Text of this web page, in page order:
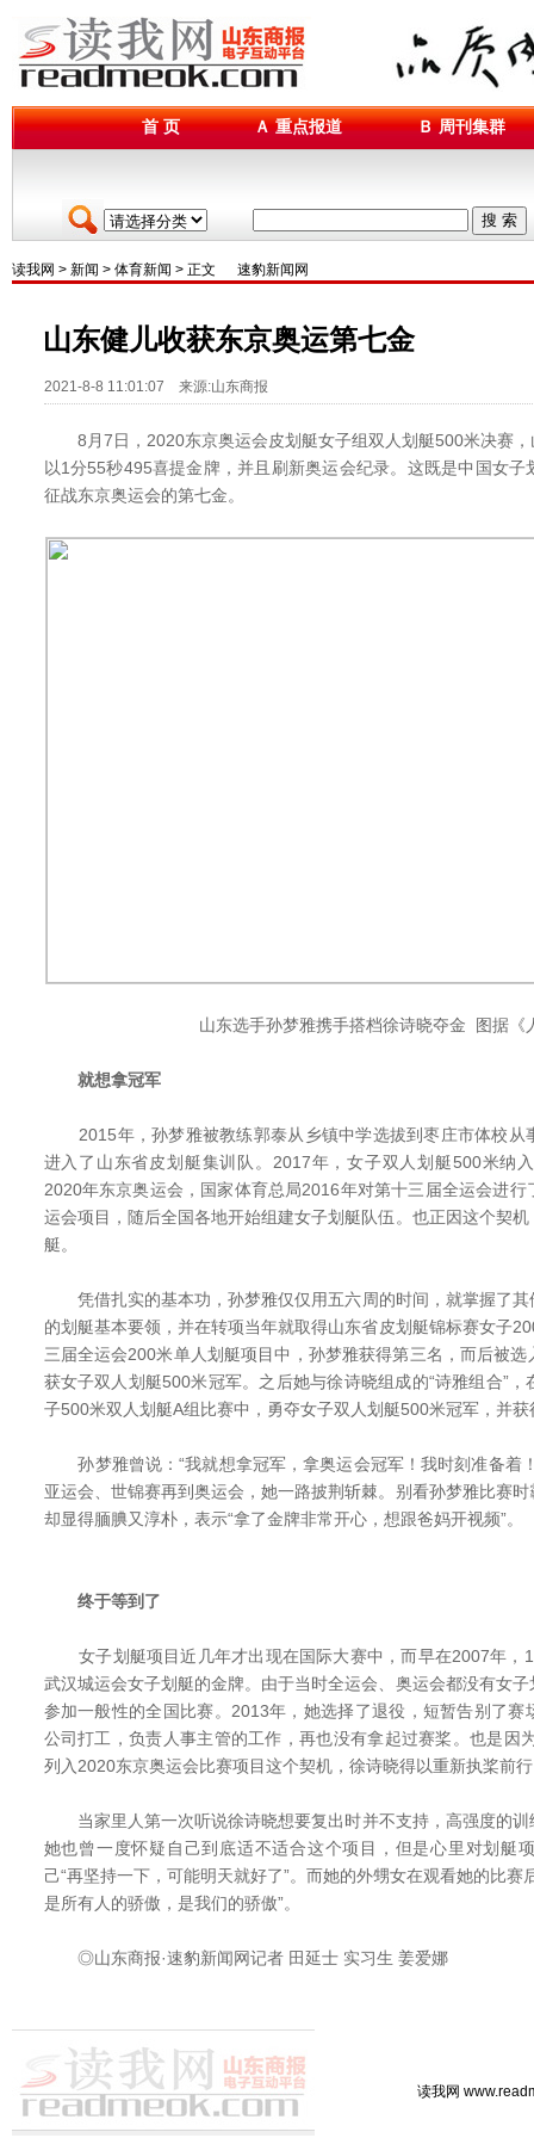
首 页 Ａ 重点报道 Ｂ 周刊集群
搜 索
读我网 > 新闻 > 体育新闻 > 正文 速豹新闻网
山东健儿收获东京奥运第七金
2021-8-8 11:01:07 来源:山东商报
8月7日，2020东京奥运会皮划艇女子组双人划艇500米决赛，
以1分55秒495喜提金牌，并且刷新奥运会纪录。这既是中国女
征战东京奥运会的第七金。
山东选手孙梦雅携手搭档徐诗晓夺金 图据《
就想拿冠军
2015年，孙梦雅被教练郭泰从乡镇中学选拔到枣庄市体校从
进入了山东省皮划艇集训队。2017年，女子双人划艇500米纳
2020年东京奥运会，国家体育总局2016年对第十三届全运会进
运会项目，随后全国各地开始组建女子划艇队伍。也正因这个契
艇。
凭借扎实的基本功，孙梦雅仅仅用五六周的时间，就掌握了其
的划艇基本要领，并在转项当年就取得山东省皮划艇锦标赛女子
三届全运会200米单人划艇项目中，孙梦雅获得第三名，而后被
获女子双人划艇500米冠军。之后她与徐诗晓组成的“诗雅组合”
子500米双人划艇A组比赛中，勇夺女子双人划艇500米冠军，并
孙梦雅曾说：“我就想拿冠军，拿奥运会冠军！我时刻准备着
亚运会、世锦赛再到奥运会，她一路披荆斩棘。别看孙梦雅比赛
却显得腼腆又淳朴，表示“拿了金牌非常开心，想跟爸妈开视频”。
终于等到了
女子划艇项目近几年才出现在国际大赛中，而早在2007年，
武汉城运会女子划艇的金牌。由于当时全运会、奥运会都没有女
参加一般性的全国比赛。2013年，她选择了退役，短暂告别了赛
公司打工，负责人事主管的工作，再也没有拿起过赛桨。也是因
列入2020东京奥运会比赛项目这个契机，徐诗晓得以重新执桨前
当家里人第一次听说徐诗晓想要复出时并不支持，高强度的训
她也曾一度怀疑自己到底适不适合这个项目，但是心里对划艇
己“再坚持一下，可能明天就好了”。而她的外甥女在观看她的比赛
是所有人的骄傲，是我们的骄傲”。
◎山东商报·速豹新闻网记者 田延士 实习生 姜爱娜
读我网